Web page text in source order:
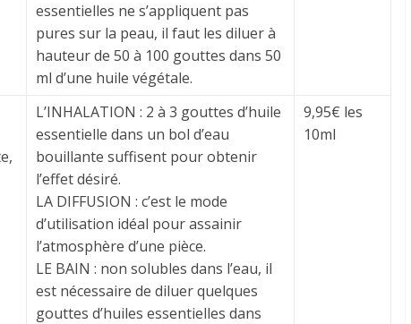
essentielles ne s’appliquent pas
pures sur la peau, il faut les diluer à
hauteur de 50 à 100 gouttes dans 50
ml d’une huile végétale.
L’INHALATION : 2 à 3 gouttes d’huile
essentielle dans un bol d’eau
bouillante suffisent pour obtenir
l’effet désiré.
LA DIFFUSION : c’est le mode
d’utilisation idéal pour assainir
l’atmosphère d’une pièce.
LE BAIN : non solubles dans l’eau, il
est nécessaire de diluer quelques
gouttes d’huiles essentielles dans
9,95€ les
10ml